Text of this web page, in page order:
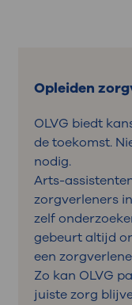
Opleiden
OLVG biedt
de toekomst.
nodig.
Arts-
zorgverleners
zelf
gebeurt altijd
een
Zo kan OLVG
juiste zorg